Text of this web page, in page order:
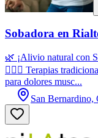
Sobadora en
🌿 ¡Alivio natural con
💆‍♀️✅ Terapias
para dolores musc...
San Bernardino,